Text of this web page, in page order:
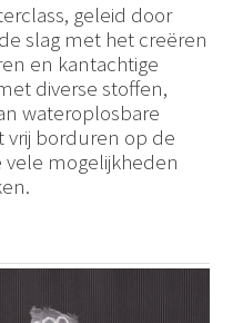
geleid door
slag met het creëren
en kantachtige
diverse stoffen,
wateroplosbare
borduren op de
vele mogelijkheden